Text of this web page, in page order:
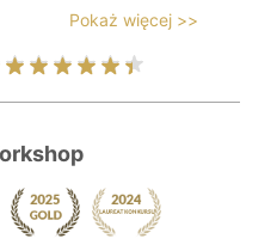
Pokaż więcej >>